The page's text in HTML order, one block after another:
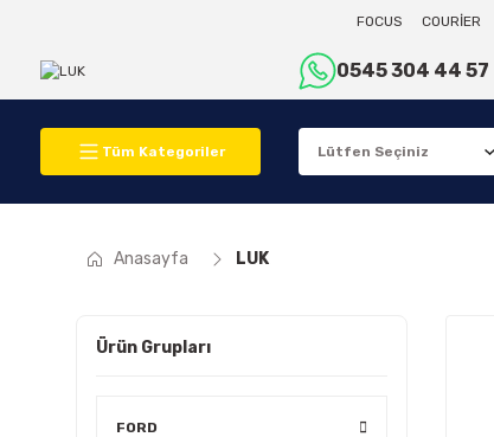
FOCUS COURİER
0545 304 44 57
Tüm Kategoriler
Anasayfa LUK
Ürün Grupları
FORD